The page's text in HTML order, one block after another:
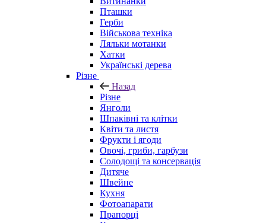
Пташки
Герби
Військова техніка
Ляльки мотанки
Хатки
Українські дерева
Різне
Назад
Різне
Янголи
Шпаківні та клітки
Квіти та листя
Фрукти і ягоди
Овочі, гриби, гарбузи
Солодощі та консервація
Дитяче
Швейне
Кухня
Фотоапарати
Прапорці